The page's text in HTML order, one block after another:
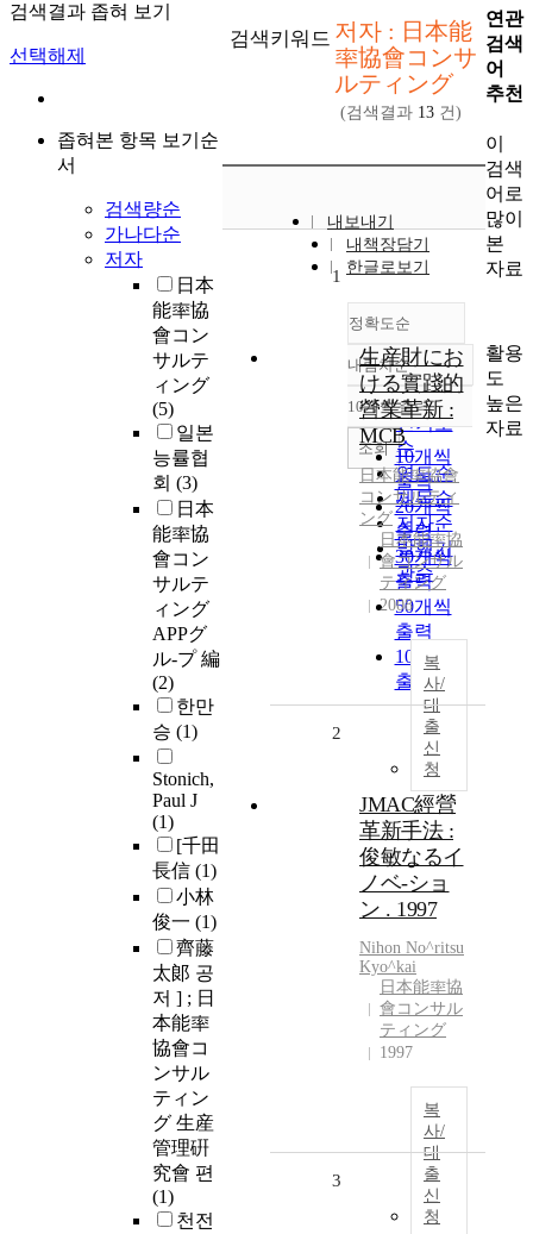
검색결과 좁혀 보기
선택해제
좁혀본 항목 보기순
서
검색량순
가나다순
저자
日本
能率協
會コン
サルテ
ィング
(5)
일본
능률협
회 (3)
日本
能率協
會コン
サルテ
ィング
APPグ
ル-プ 編
(2)
한만
승 (1)
Stonich,
Paul J
(1)
[千田
長信 (1)
小林
俊一 (1)
齊藤
太郞 공
저 ] ; 日
本能率
協會コ
ンサル
ティン
グ 生産
管理硏
究會 편
(1)
천전
검색키워드 저자 : 日本能
率協會コンサ
ルティング
(검색결과 13 건)
내보내기
내책장담기
한글로보기
정확도순
정확도
순
인기도
순
연도순
제목순
저자순
발행기
관순
내림차순
내림차순
10개씩 출력
10개씩
출력
20개씩
출력
30개씩
출력
50개씩
출력
100개씩
출력
조회
1
生産財にお
ける實踐的
營業革新 :
MCB
日本能率協會
コンサルティ
ング
日本能率協
會コンサル
ティング
2008
복
사/
대
출
신
청
2
JMAC經營
革新手法 :
俊敏なるイ
ノベ-ショ
ン . 1997
Nihon No^ritsu
Kyo^kai
日本能率協
會コンサル
ティング
1997
복
사/
대
출
신
청
3
연관
검색
어
추천
이
검색
어로
많이
본
자료
활용
도
높은
자료